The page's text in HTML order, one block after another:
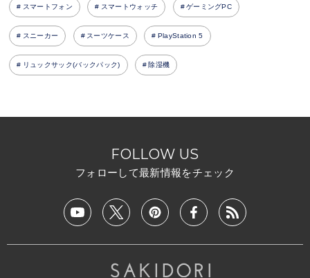
スマートフォン スマートウォッチ ゲーミングPC
スニーカー スーツケース PlayStation 5
リュックサック(バックパック) 除湿機
FOLLOW US
フォローして最新情報をチェック